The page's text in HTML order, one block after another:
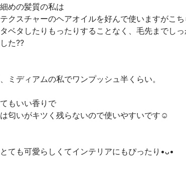
めの髪質の私は
クスチャーのヘアオイルを好んで使いますがこ
ベタしたりもったりすることなく、毛先までし
た??
ミディアムの私でワンプッシュ半くらい。
もいい香りで
匂いがキツく残らないので使いやすいです☺︎
ても可愛らしくてインテリアにもぴったり•ᴗ•